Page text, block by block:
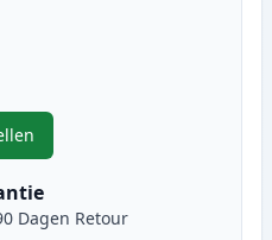
te passen
Brother DR241 Zwart Drum (Ink
Dagen Retour